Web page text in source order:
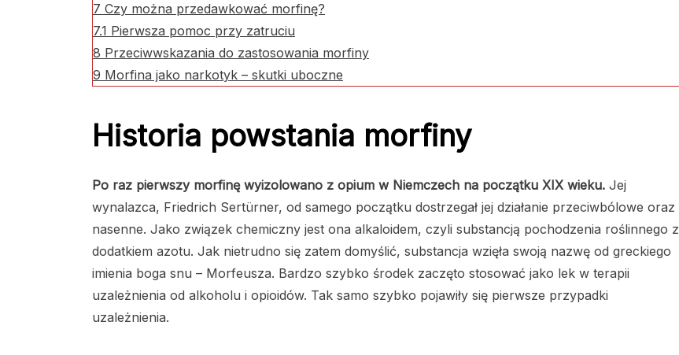
7 Czy można przedawkować morfinę?
7.1 Pierwsza pomoc przy zatruciu
8 Przeciwwskazania do zastosowania morfiny
9 Morfina jako narkotyk – skutki uboczne
Historia powstania morfiny
Po raz pierwszy morfinę wyizolowano z opium w Niemczech na początku XIX wieku. Jej
wynalazca, Friedrich Sertürner, od samego początku dostrzegał jej działanie przeciwbólowe oraz
nasenne. Jako związek chemiczny jest ona alkaloidem, czyli substancją pochodzenia roślinnego z
dodatkiem azotu. Jak nietrudno się zatem domyślić, substancja wzięła swoją nazwę od greckiego
imienia boga snu – Morfeusza. Bardzo szybko środek zaczęto stosować jako lek w terapii
uzależnienia od alkoholu i opioidów. Tak samo szybko pojawiły się pierwsze przypadki
uzależnienia.